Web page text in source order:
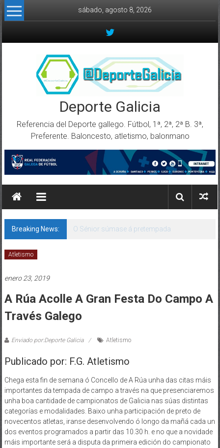
Skip to content
sábado, agosto 8, 2026
Deporte Galicia
Referencia del Deporte gallego. Fútbol, 1ª, 2ª, 2ª B. 3ª,
Preferente. Baloncesto, atletismo, balonmano
Breaking News: O Sénior súmase á pretempada
Atletismo
enero 23, 2019
A Rúa Acolle A Gran Festa Do Campo A
Través Galego
Enviado por:Deporte Galicia Atletismo
Publicado por: F.G. Atletismo
Chega esta fin de semana ó Concello de A Rúa unha das citas máis
importantes da tempada de campo a través na que presenciaremos
unha boa cantidade de campionatos de Galicia nas súas distintas
categorías e modalidades. Baixo unha participación de preto de
novecentos atletas, iranse desenvolvendo ó longo da mañá cada un
dos eventos programados a partir das 10.30 h. e no que a novidade
máis importante será a disputa da primeira edición do campionato